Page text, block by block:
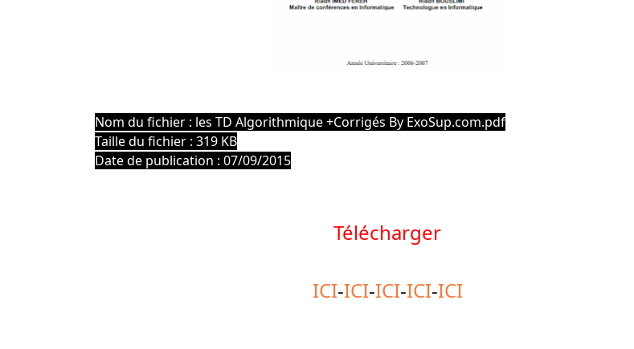
Nom du fichier : les TD Algorithmique +Corrigés By ExoSup.com.pdf
Taille du fichier : 319 KB
Date de publication : 07/09/2015
Télécharger
ICI-ICI-ICI-ICI-ICI